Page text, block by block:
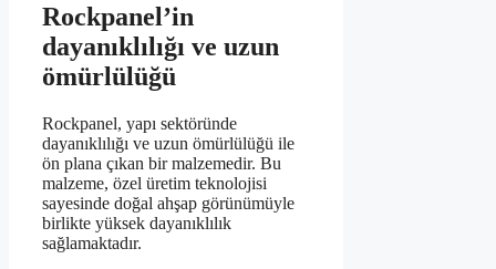
Rockpanel’in
dayanıklılığı ve uzun
ömürlülüğü
Rockpanel, yapı sektöründe
dayanıklılığı ve uzun ömürlülüğü ile
ön plana çıkan bir malzemedir. Bu
malzeme, özel üretim teknolojisi
sayesinde doğal ahşap görünümüyle
birlikte yüksek dayanıklılık
sağlamaktadır.